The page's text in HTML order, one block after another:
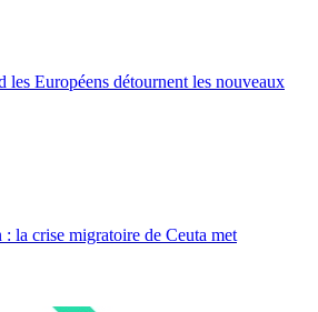
les Européens détournent les nouveaux
: la crise migratoire de Ceuta met